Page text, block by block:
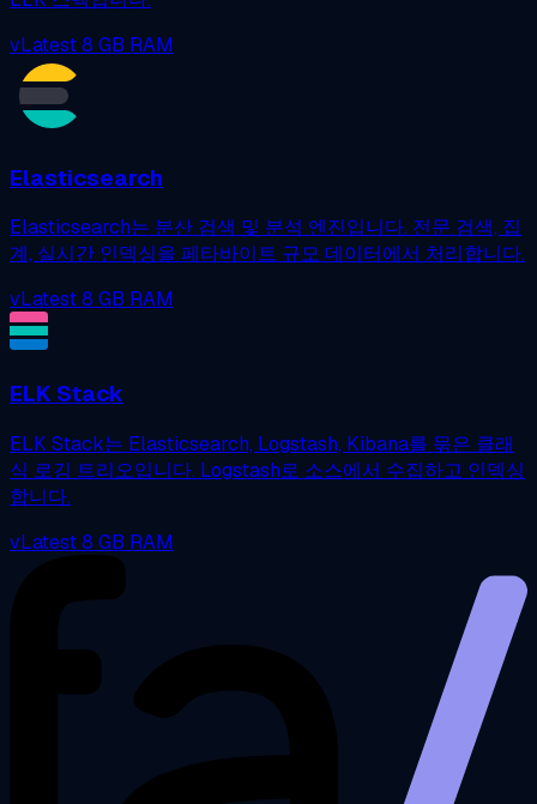
vLatest8 GB RAM
Elasticsearch
Elasticsearch는 분산 검색 및 분석 엔진입니다. 전문 검색, 집
계, 실시간 인덱싱을 페타바이트 규모 데이터에서 처리합니다.
vLatest8 GB RAM
ELK Stack
ELK Stack는 Elasticsearch, Logstash, Kibana를 묶은 클래
식 로깅 트리오입니다. Logstash로 소스에서 수집하고 인덱싱
합니다.
vLatest8 GB RAM